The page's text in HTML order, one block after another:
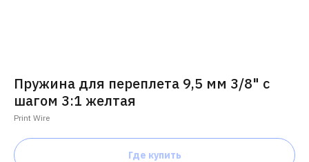
Пружина для переплета 9,5 мм 3/8" с
шагом 3:1 желтая
Print Wire
Где купить